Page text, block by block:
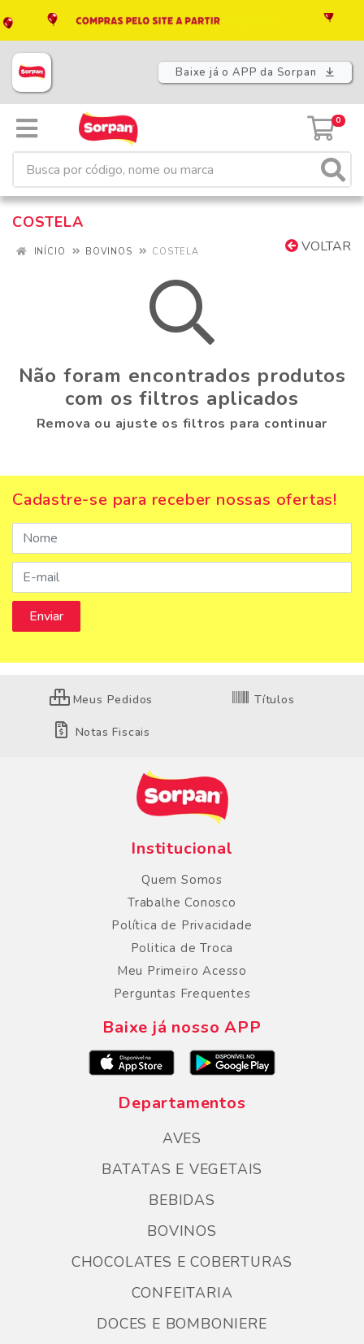
Baixe já o APP da Sorpan
0
COSTELA
VOLTAR
INÍCIO BOVINOS COSTELA
Não foram encontrados produtos
com os filtros aplicados
Remova ou ajuste os filtros para continuar
Cadastre-se para receber nossas ofertas!
Meus Pedidos Títulos
Notas Fiscais
Institucional
Quem Somos
Trabalhe Conosco
Política de Privacidade
Politica de Troca
Meu Primeiro Acesso
Perguntas Frequentes
Baixe já nosso APP
Departamentos
AVES
BATATAS E VEGETAIS
BEBIDAS
BOVINOS
CHOCOLATES E COBERTURAS
CONFEITARIA
DOCES E BOMBONIERE